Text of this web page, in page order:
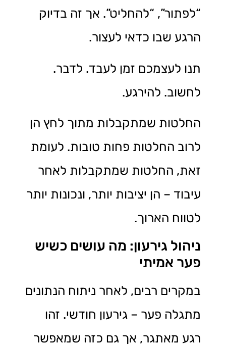
“לפתור”, “להחליט”. אך זה בדיוק
הרגע שבו כדאי לעצור.
תנו לעצמכם זמן לעבד. לדבר.
לחשוב. להירגע.
החלטות שמתקבלות מתוך לחץ הן
לרוב החלטות פחות טובות. לעומת
זאת, החלטות שמתקבלות לאחר
עיבוד – הן יציבות יותר, ונכונות יותר
לטווח הארוך.
ניהול גירעון: מה עושים כשיש
פער אמיתי
במקרים רבים, לאחר ניתוח הנתונים
מתגלה פער – גירעון חודשי. זהו
רגע מאתגר, אך גם כזה שמאפשר